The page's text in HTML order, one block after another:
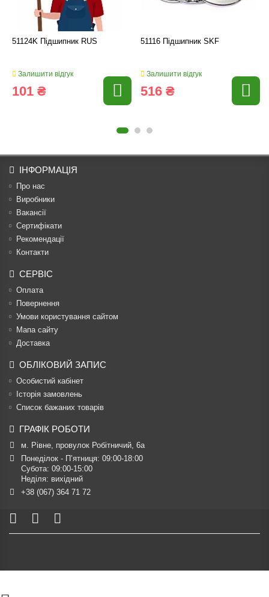
51124K Підшипник RUS
Залишити відгук
101 ₴
51116 Підшипник SKF
Залишити відгук
516 ₴
ІНФОРМАЦІЯ
Про нас
Виробники
Вакансії
Сертифікати
Рекомендації
Контакти
СЕРВІС
Оплата
Повернення
Умови користування сайтом
Мапа сайту
Доставка
ОБЛІКОВИЙ ЗАПИС
Особистий кабінет
Історія замовлень
Список бажаних товарів
ГРАФІК РОБОТИ
м. Рівне, провулок Робітничий, 6а
Понеділок - П’ятниця: 09:00-18:00
Субота: 09:00-15:00
Неділя: вихідний
+38 (067) 364 71 72